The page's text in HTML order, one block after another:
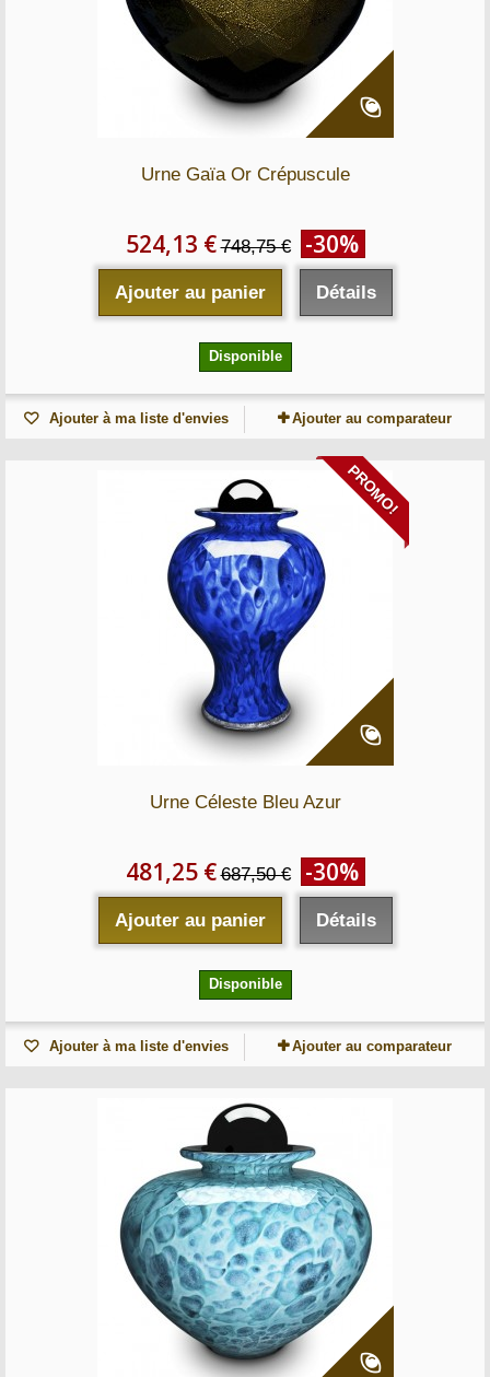
Urne Gaïa Or Crépuscule
524,13 € 748,75 € -30%
Ajouter au panier Détails
Disponible
Ajouter à ma liste d'envies Ajouter au comparateur
PROMO!
Urne Céleste Bleu Azur
481,25 € 687,50 € -30%
Ajouter au panier Détails
Disponible
Ajouter à ma liste d'envies Ajouter au comparateur